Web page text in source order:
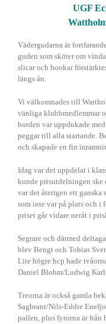
UGF
Vädergudarna är
guden som sköter om
slicar och hookar
längs ån.
Vi välkomnades till
vänliga klubbmedlemmar
borden var uppdukade
peggar till alla startande.
och skapade en fin
Idag var det uppdelat i
kunde prisutdelningen
var det återigen ett ganska
som inte var på plats och i
priset går vidare neråt i
Segrare och därmed
blev Bengt och Tobias
Lite högre hcp hade
Daniel Blohm/Ludwig
Treorna är också gamla
Sagbrant/Nils-Eddie
pallen, plus fyrorna är från